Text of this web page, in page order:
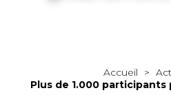
Accueil >
Plus de 1.000